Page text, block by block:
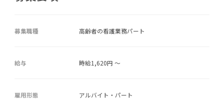
募集職種 高齢者の看護業務パート
給与 時給1,620円 ～
雇用形態 アルバイト・パート